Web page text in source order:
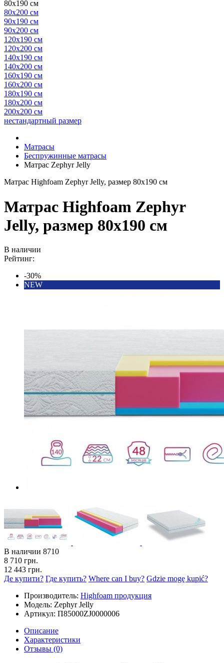
80x190 см
80x200 см
90x190 см
90x200 см
120x190 см
120x200 см
140x190 см
140x200 см
160x190 см
160x200 см
180x190 см
180x200 см
200x200 см
нестандартный размер
Матрасы
Беспружинные матрасы
Матрас Zephyr Jelly
Матрас Highfoam Zephyr Jelly, размер 80х190 см
Матрас Highfoam Zephyr
Jelly, размер 80х190 см
В наличии
Рейтинг:
-30%
NEW
В наличии 8710
8 710 грн.
12 443 грн.
Де купити? Где купить? Where can I buy? Gdzie mogę kupić?
Производитель: Highfoam продукция
Модель: Zephyr Jelly
Артикул: П85000ZJ0000006
Описание
Характеристики
Отзывы (0)